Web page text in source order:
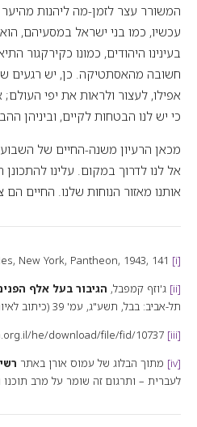
המשורר עצר לזמן-מה ליהנות
עכשיו, כמו בני ישראל במסעיהם,
בעינינו היהודים, כמונו כקירקגור
חשובה מהאסתטיקה. כן, יש רגעים
אפילו, לעצור ולראות את יפי
כי יש לנו הבטחות לקיים, וביניהן
מכאן הרעיון משנה-החיים של
אל לנו לדרוך במקום. עלינו
אותנו מאזור הנוחות שלנו. החיים הם
[i]
, New York, Pantheon, 1943, 141.
[ii]
ג'וזף קמפבל, הגיבור בעל אלף
תל-אביב: בבל, תשע"ג, עמ' 39 (כיתוב לאיור).
[iii]
[iv]
מתוך הבלוג של עמוס אורן באתר
לעברית – ותרגום זה שומר על מרב תוכנו